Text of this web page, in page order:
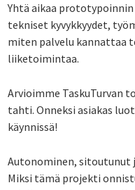
Yhtä aikaa
tekniset kyvykkyydet,
miten palvelu kannattaa
liiketoimintaa.
Arvioimme TaskuTurvan
tahti. Onneksi asiakas
käynnissä!
Autonominen, sitoutunut
Miksi tämä projekti